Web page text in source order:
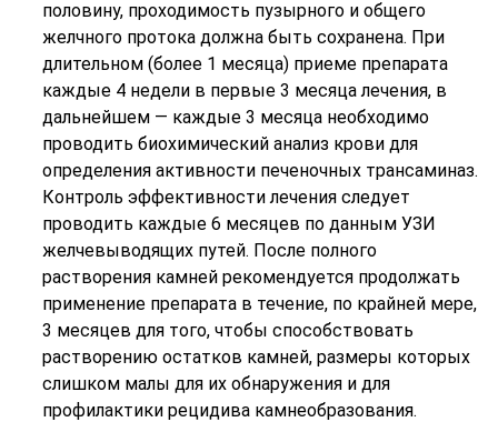
половину, проходимость пузырного и общего
желчного протока должна быть сохранена. При
длительном (более 1 месяца) приеме препарата
каждые 4 недели в первые 3 месяца лечения, в
дальнейшем — каждые 3 месяца необходимо
проводить биохимический анализ крови для
определения активности печеночных трансаминаз.
Контроль эффективности лечения следует
проводить каждые 6 месяцев по данным УЗИ
желчевыводящих путей. После полного
растворения камней рекомендуется продолжать
применение препарата в течение, по крайней мере,
3 месяцев для того, чтобы способствовать
растворению остатков камней, размеры которых
слишком малы для их обнаружения и для
профилактики рецидива камнеобразования.